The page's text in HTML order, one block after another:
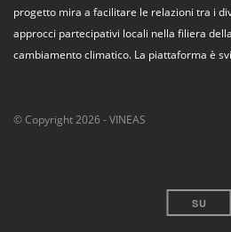
progetto mira a facilitare le relazioni tra i
approcci partecipativi locali nella filiera
cambiamento climatico. La piattaforma è
© Copyright 2026 - VINEAS
SU